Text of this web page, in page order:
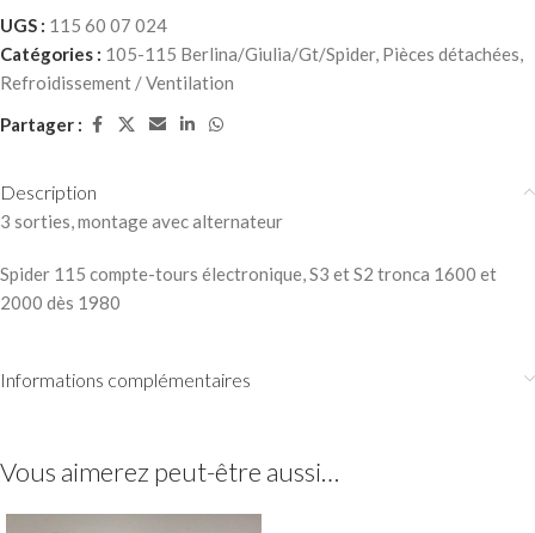
UGS : 115 60 07 024
Catégories : 105-115 Berlina/Giulia/Gt/Spider, Pièces détachées,
Refroidissement / Ventilation
Partager :
Description
3 sorties, montage avec alternateur
Spider 115 compte-tours électronique, S3 et S2 tronca 1600 et
2000 dès 1980
Informations complémentaires
Vous aimerez peut-être aussi…